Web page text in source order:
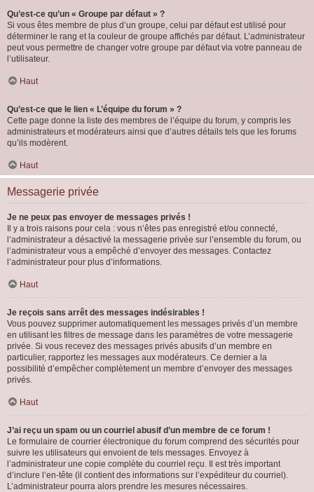
Qu’est-ce qu’un « Groupe par défaut » ?
Si vous êtes membre de plus d’un groupe, celui par défaut est utilisé pour
déterminer le rang et la couleur de groupe affichés par défaut. L’administrateur
peut vous permettre de changer votre groupe par défaut via votre panneau de
l’utilisateur.
Haut
Qu’est-ce que le lien « L’équipe du forum » ?
Cette page donne la liste des membres de l’équipe du forum, y compris les
administrateurs et modérateurs ainsi que d’autres détails tels que les forums
qu’ils modèrent.
Haut
Messagerie privée
Je ne peux pas envoyer de messages privés !
Il y a trois raisons pour cela : vous n’êtes pas enregistré et/ou connecté,
l’administrateur a désactivé la messagerie privée sur l’ensemble du forum, ou
l’administrateur vous a empêché d’envoyer des messages. Contactez
l’administrateur pour plus d’informations.
Haut
Je reçois sans arrêt des messages indésirables !
Vous pouvez supprimer automatiquement les messages privés d’un membre
en utilisant les filtres de message dans les paramètres de votre messagerie
privée. Si vous recevez des messages privés abusifs d’un membre en
particulier, rapportez les messages aux modérateurs. Ce dernier a la
possibilité d’empêcher complètement un membre d’envoyer des messages
privés.
Haut
J’ai reçu un spam ou un courriel abusif d’un membre de ce forum !
Le formulaire de courrier électronique du forum comprend des sécurités pour
suivre les utilisateurs qui envoient de tels messages. Envoyez à
l’administrateur une copie complète du courriel reçu. Il est très important
d’inclure l’en-tête (il contient des informations sur l’expéditeur du courriel).
L’administrateur pourra alors prendre les mesures nécessaires.